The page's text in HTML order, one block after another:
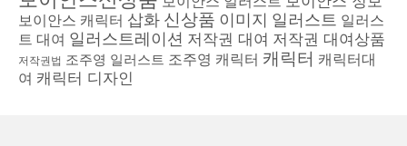
보이안스 캐릭터 삽화 신상품 이미지 일러스트 일러스
트 대여 일러스트레이션 저작권 대여 저작권 대여상품
저작권법 조주영 일러스트 조주영 캐릭터 캐릭터 캐릭터대
여 캐릭터 디자인